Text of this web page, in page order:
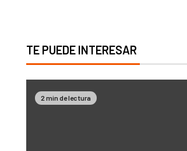
TE PUEDE INTERESAR
2 min de lectura